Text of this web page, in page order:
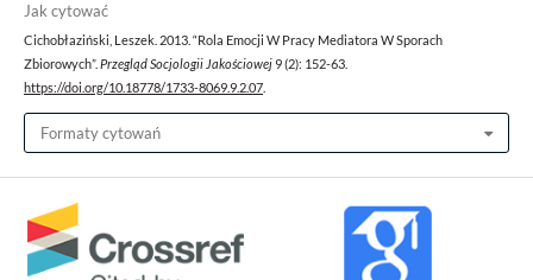
Jak cytować
Cichobłaziński, Leszek. 2013. “Rola Emocji W Pracy Mediatora W Sporach
Zbiorowych”. Przegląd Socjologii Jakościowej9 (2): 152-63.
https://doi.org/10.18778/1733-8069.9.2.07
Formaty cytowań